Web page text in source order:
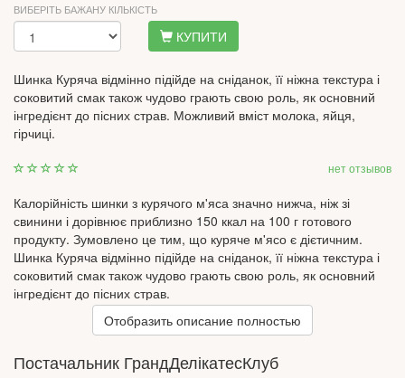
ВИБЕРІТЬ БАЖАНУ КІЛЬКІСТЬ
КУПИТИ
Шинка Куряча відмінно підійде на сніданок, її ніжна текстура і
соковитий смак також чудово грають свою роль, як основний
інгредієнт до пісних страв. Можливий вміст молока, яйця,
гірчиці.
нет отзывов
Калорійність шинки з курячого м'яса значно нижча, ніж зі
свинини і дорівнює приблизно 150 ккал на 100 г готового
продукту. Зумовлено це тим, що куряче м'ясо є дієтичним.
Шинка Куряча відмінно підійде на сніданок, її ніжна текстура і
соковитий смак також чудово грають свою роль, як основний
інгредієнт до пісних страв.
У 100 г продукту входить
білок 14г, жир 12г, 168ккал/703кДж.
Отобразить описание полностью
Постачальник ГрандДелікатесКлуб